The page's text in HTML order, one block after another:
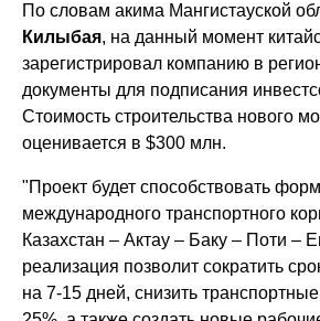
По словам акима Мангистауской
Килыбая, на данный момент
зарегистрировал компанию в
документы для подписания
Стоимость строительства нового
оценивается в $300 млн.
"Проект будет способствовать
международного транспортного
Казахстан – Актау – Баку – Поти –
реализация позволит сократить
на 7-15 дней, снизить